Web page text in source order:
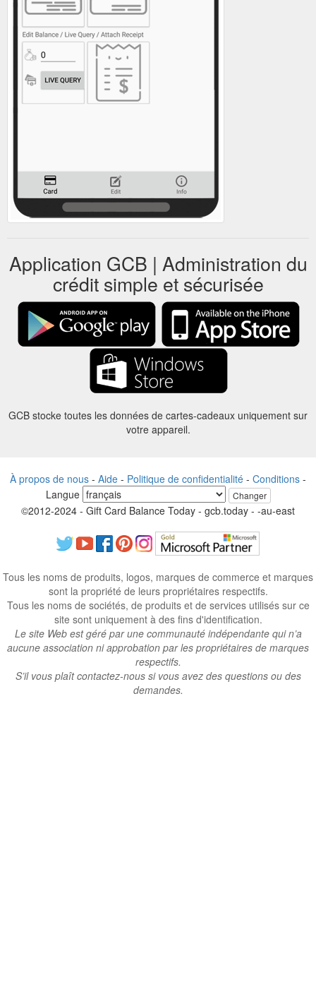
Application GCB | Administration du
crédit simple et sécurisée
GCB stocke toutes les données de cartes-cadeaux uniquement sur
votre appareil.
À propos de nous - Aide - Politique de confidentialité - Conditions -
Langue
Changer
©2012-2024 - Gift Card Balance Today - gcb.today - -au-east
Tous les noms de produits, logos, marques de commerce et marques
sont la propriété de leurs propriétaires respectifs.
Tous les noms de sociétés, de produits et de services utilisés sur ce
site sont uniquement à des fins d'identification.
Le site Web est géré par une communauté indépendante qui n’a
aucune association ni approbation par les propriétaires de marques
respectifs.
S’il vous plaît contactez-nous si vous avez des questions ou des
demandes.